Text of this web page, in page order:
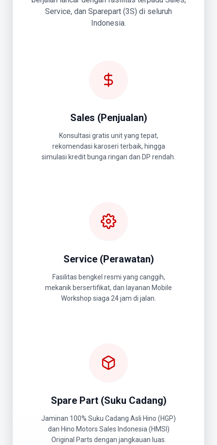
Service, dan Sparepart (3S) di seluruh
Indonesia.
Sales (Penjualan)
Konsultasi gratis unit yang tepat,
rekomendasi karoseri terbaik, hingga
simulasi kredit bunga ringan dan DP rendah.
Service (Perawatan)
Fasilitas bengkel resmi yang canggih,
mekanik bersertifikat, dan layanan Mobile
Workshop siaga 24 jam di jalan.
Spare Part (Suku Cadang)
Jaminan 100% Suku Cadang Asli Hino (HGP)
dan Hino Motors Sales Indonesia (HMSI)
Original Parts dengan jangkauan luas.